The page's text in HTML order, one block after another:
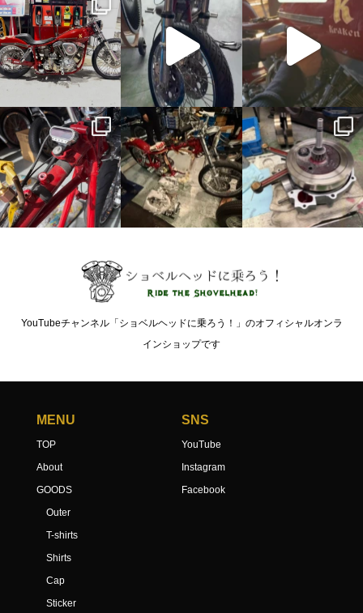
YouTubeチャンネル「ショベルヘッドに乗ろう！」のオフィシャルオンラ
インショップです
MENU
TOP
About
GOODS
Outer
T-shirts
Shirts
Cap
Sticker
SNS
YouTube
Instagram
Facebook